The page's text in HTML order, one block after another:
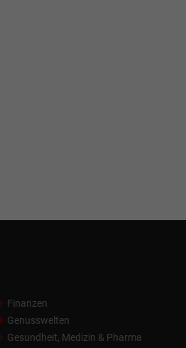
Finanzen
Genusswelten
Gesundheit, Medizin & Pharma